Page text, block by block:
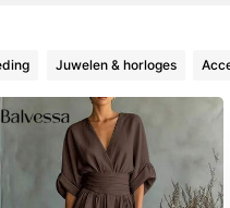
Juwelen & horloges